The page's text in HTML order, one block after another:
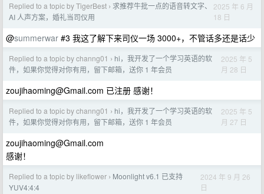
Replied to a topic by TigerBest › 求推荐牛批一点的语音转文字、
AI 人声方案，婚礼当司仪用
2025 年 6 月
18 日
@summerwar #3 我这了解下来司仪一场 3000+，不管话多还是话少
Replied to a topic by channg01 › hi，我开发了一个学习英语的软
件，如果你觉得对你有用，留下邮箱，送你 1 年会员
2025 年 5
月 28 日
zoujihaoming@Gmail.com 已注册 感谢！
Replied to a topic by channg01 › hi，我开发了一个学习英语的软
件，如果你觉得对你有用，留下邮箱，送你 1 年会员
2025 年 5
月 27 日
zoujihaoming@Gmail.com
感谢！
Replied to a topic by likeflower › Moonlight v6.1 已支持
YUV4:4:4
2024 年 9 月 26
日